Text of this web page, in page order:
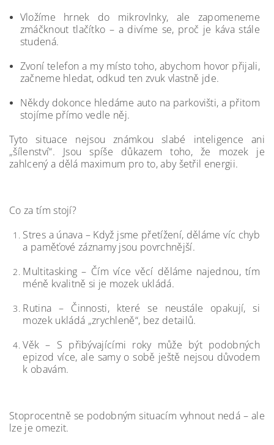
Vložíme hrnek do mikrovlnky, ale zapomeneme
zmáčknout tlačítko – a divíme se, proč je káva stále
studená.
Zvoní telefon a my místo toho, abychom hovor přijali,
začneme hledat, odkud ten zvuk vlastně jde.
Někdy dokonce hledáme auto na parkovišti, a přitom
stojíme přímo vedle něj.
Tyto situace nejsou známkou slabé inteligence ani
„šílenství“. Jsou spíše důkazem toho, že mozek je
zahlcený a dělá maximum pro to, aby šetřil energii.
Co za tím stojí?
Stres a únava – Když jsme přetížení, děláme víc chyb
a paměťové záznamy jsou povrchnější.
Multitasking – Čím více věcí děláme najednou, tím
méně kvalitně si je mozek ukládá.
Rutina – Činnosti, které se neustále opakují, si
mozek ukládá „zrychleně“, bez detailů.
Věk – S přibývajícími roky může být podobných
epizod více, ale samy o sobě ještě nejsou důvodem
k obavám.
Stoprocentně se podobným situacím vyhnout nedá – ale
lze je omezit.